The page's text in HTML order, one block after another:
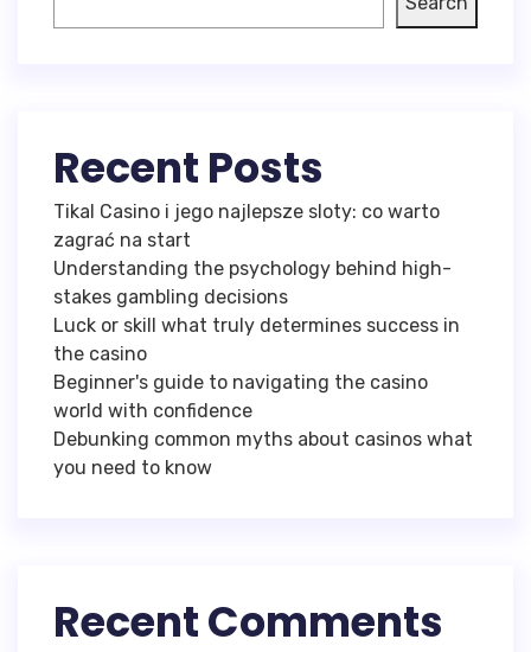
Recent Posts
Tikal Casino i jego najlepsze sloty: co warto
zagrać na start
Understanding the psychology behind high-
stakes gambling decisions
Luck or skill what truly determines success in
the casino
Beginner's guide to navigating the casino
world with confidence
Debunking common myths about casinos what
you need to know
Recent Comments